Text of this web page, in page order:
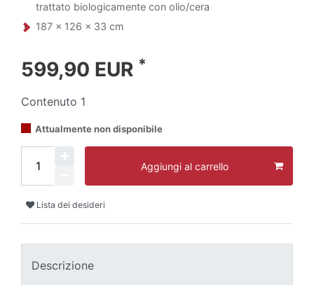
trattato biologicamente con olio/cera
187 x 126 x 33 cm
599,90 EUR *
Contenuto 1
Attualmente non disponibile
Aggiungi al carrello
Lista dei desideri
Descrizione